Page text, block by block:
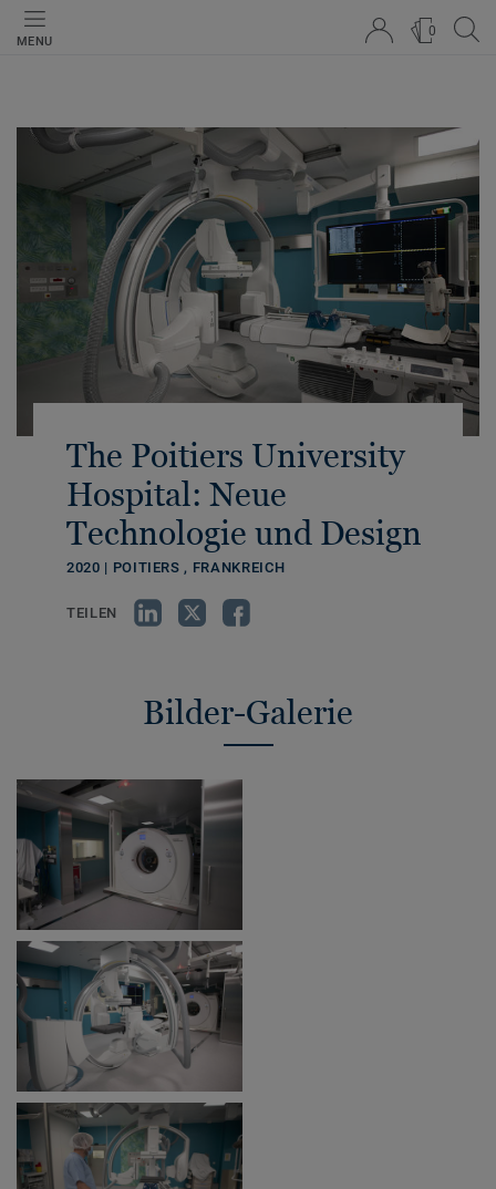
MENU
0
The Poitiers University
Hospital: Neue
Technologie und Design
2020 | POITIERS , FRANKREICH
TEILEN
Bilder-Galerie